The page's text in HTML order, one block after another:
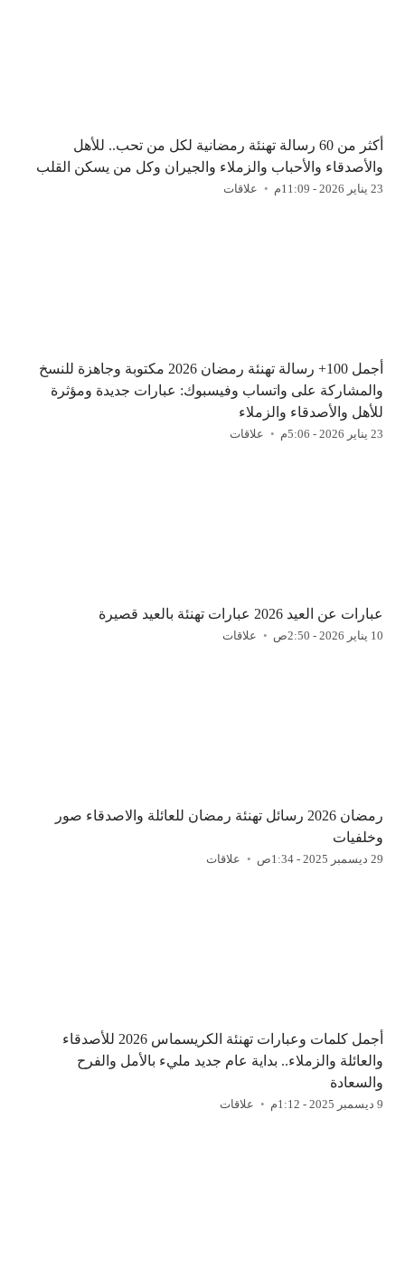
أكثر من 60 رسالة تهنئة رمضانية لكل من تحب.. للأهل
والأصدقاء والأحباب والزملاء والجيران وكل من يسكن القلب
23 يناير 2026 - 11:09م علاقات
أجمل 100+ رسالة تهنئة رمضان 2026 مكتوبة وجاهزة للنسخ
والمشاركة على واتساب وفيسبوك: عبارات جديدة ومؤثرة
للأهل والأصدقاء والزملاء
23 يناير 2026 - 5:06م علاقات
عبارات عن العيد 2026 عبارات تهنئة بالعيد قصيرة
10 يناير 2026 - 2:50ص علاقات
رمضان 2026 رسائل تهنئة رمضان للعائلة والاصدقاء صور
وخلفيات
29 ديسمبر 2025 - 1:34ص علاقات
أجمل كلمات وعبارات تهنئة الكريسماس 2026 للأصدقاء
والعائلة والزملاء.. بداية عام جديد مليء بالأمل والفرح
والسعادة
9 ديسمبر 2025 - 1:12م علاقات